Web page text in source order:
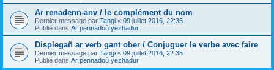
Ar renadenn-anv / le complément du nom
Dernier message par Tangi « 09 juillet 2016, 22:35
Publié dans Ar pennadoù yezhadur
Displegañ ar verb gant ober / Conjuguer le verbe avec faire
Dernier message par Tangi « 09 juillet 2016, 22:35
Publié dans Ar pennadoù yezhadur